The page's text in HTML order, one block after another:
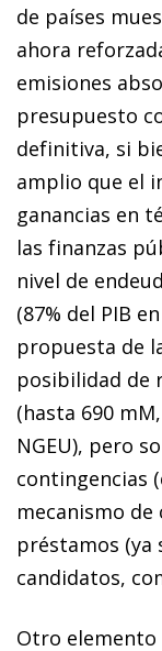
de países
ahora
emisiones
presupuesto
definitiva, si
amplio que el
ganancias en
las finanzas
nivel de
(87% del PIB
propuesta de
posibilidad de
(hasta 690
NGEU), pero
contingencias
mecanismo de
préstamos (ya
candidatos,
Otro elemento